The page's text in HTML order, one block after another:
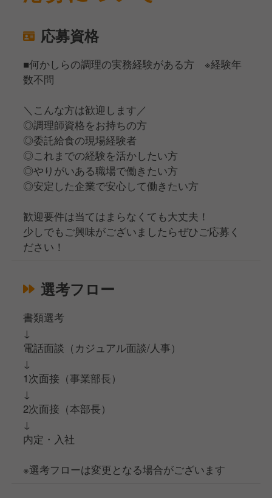
応募資格
■何かしらの調理の実務経験がある方 ※経験年
数不問
＼こんな方は歓迎します／
◎調理師資格をお持ちの方
◎委託給食の現場経験者
◎これまでの経験を活かしたい方
◎やりがいある職場で働きたい方
◎安定した企業で安心して働きたい方
歓迎要件は当てはまらなくても大丈夫！
少しでもご興味がございましたらぜひご応募く
ださい！
選考フロー
書類選考
↓
電話面談（カジュアル面談/人事）
↓
1次面接（事業部長）
↓
2次面接（本部長）
↓
内定・入社
※選考フローは変更となる場合がございます